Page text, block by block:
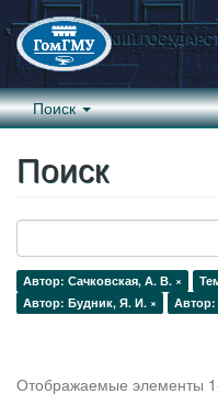
Поиск
Поиск
Автор: Сачковская, А. В. ×
Автор: Будник, Я. И. ×
Отображаемые элементы